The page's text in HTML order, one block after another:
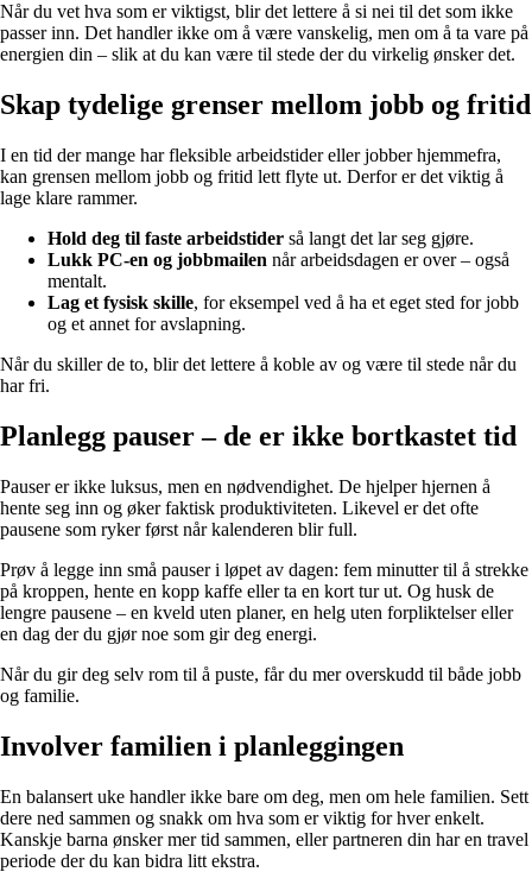
Når du vet hva som er viktigst, blir det lettere å si nei til det som ikke
passer inn. Det handler ikke om å være vanskelig, men om å ta vare på
energien din – slik at du kan være til stede der du virkelig ønsker det.
Skap tydelige grenser mellom jobb og fritid
I en tid der mange har fleksible arbeidstider eller jobber hjemmefra,
kan grensen mellom jobb og fritid lett flyte ut. Derfor er det viktig å
lage klare rammer.
Hold deg til faste arbeidstider så langt det lar seg gjøre.
Lukk PC-en og jobbmailen når arbeidsdagen er over – også
mentalt.
Lag et fysisk skille, for eksempel ved å ha et eget sted for jobb
og et annet for avslapning.
Når du skiller de to, blir det lettere å koble av og være til stede når du
har fri.
Planlegg pauser – de er ikke bortkastet tid
Pauser er ikke luksus, men en nødvendighet. De hjelper hjernen å
hente seg inn og øker faktisk produktiviteten. Likevel er det ofte
pausene som ryker først når kalenderen blir full.
Prøv å legge inn små pauser i løpet av dagen: fem minutter til å strekke
på kroppen, hente en kopp kaffe eller ta en kort tur ut. Og husk de
lengre pausene – en kveld uten planer, en helg uten forpliktelser eller
en dag der du gjør noe som gir deg energi.
Når du gir deg selv rom til å puste, får du mer overskudd til både jobb
og familie.
Involver familien i planleggingen
En balansert uke handler ikke bare om deg, men om hele familien. Sett
dere ned sammen og snakk om hva som er viktig for hver enkelt.
Kanskje barna ønsker mer tid sammen, eller partneren din har en travel
periode der du kan bidra litt ekstra.